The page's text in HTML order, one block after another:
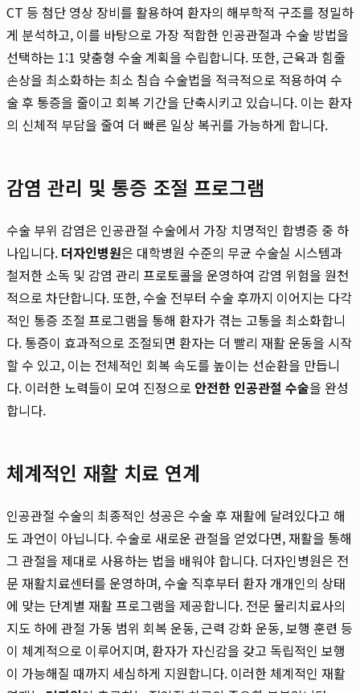
CT 등 첨단 영상 장비를 활용하여 환자의 해부학적 구조를 정밀하
게 분석하고, 이를 바탕으로 가장 적합한 인공관절과 수술 방법을
선택하는 1:1 맞춤형 수술 계획을 수립합니다. 또한, 근육과 힘줄
손상을 최소화하는 최소 침습 수술법을 적극적으로 적용하여 수
술 후 통증을 줄이고 회복 기간을 단축시키고 있습니다. 이는 환자
의 신체적 부담을 줄여 더 빠른 일상 복귀를 가능하게 합니다.
감염 관리 및 통증 조절 프로그램
수술 부위 감염은 인공관절 수술에서 가장 치명적인 합병증 중 하
나입니다. 더자인병원은 대학병원 수준의 무균 수술실 시스템과
철저한 소독 및 감염 관리 프로토콜을 운영하여 감염 위험을 원천
적으로 차단합니다. 또한, 수술 전부터 수술 후까지 이어지는 다각
적인 통증 조절 프로그램을 통해 환자가 겪는 고통을 최소화합니
다. 통증이 효과적으로 조절되면 환자는 더 빨리 재활 운동을 시작
할 수 있고, 이는 전체적인 회복 속도를 높이는 선순환을 만듭니
다. 이러한 노력들이 모여 진정으로 안전한 인공관절 수술을 완성
합니다.
체계적인 재활 치료 연계
인공관절 수술의 최종적인 성공은 수술 후 재활에 달려있다고 해
도 과언이 아닙니다. 수술로 새로운 관절을 얻었다면, 재활을 통해
그 관절을 제대로 사용하는 법을 배워야 합니다. 더자인병원은 전
문 재활치료센터를 운영하며, 수술 직후부터 환자 개개인의 상태
에 맞는 단계별 재활 프로그램을 제공합니다. 전문 물리치료사의
지도 하에 관절 가동 범위 회복 운동, 근력 강화 운동, 보행 훈련 등
이 체계적으로 이루어지며, 환자가 자신감을 갖고 독립적인 보행
이 가능해질 때까지 세심하게 지원합니다. 이러한 체계적인 재활